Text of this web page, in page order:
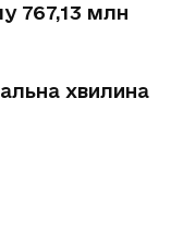
767,13 млн
хвилина